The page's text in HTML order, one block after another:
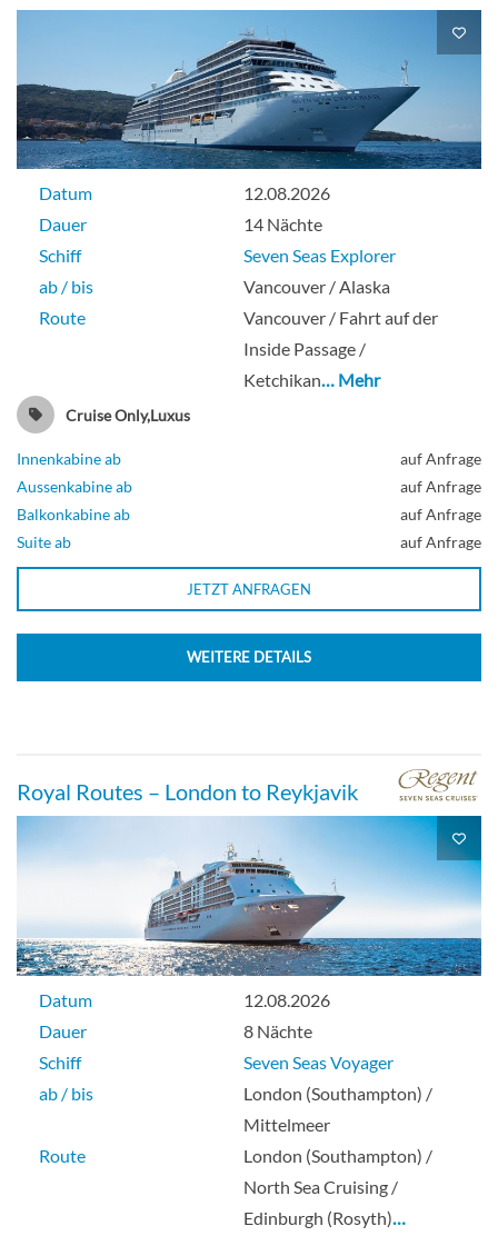
Datum
12.08.2026
Dauer
14 Nächte
Schiff
Seven Seas Explorer
ab / bis
Vancouver / Alaska
Route
Vancouver / Fahrt auf der
Inside Passage /
Ketchikan… Mehr
Cruise Only,Luxus
Innenkabine ab
auf Anfrage
Aussenkabine ab
auf Anfrage
Balkonkabine ab
auf Anfrage
Suite ab
auf Anfrage
JETZT ANFRAGEN
WEITERE DETAILS
Royal Routes – London to Reykjavik
Datum
12.08.2026
Dauer
8 Nächte
Schiff
Seven Seas Voyager
ab / bis
London (Southampton) /
Mittelmeer
Route
London (Southampton) /
North Sea Cruising /
Edinburgh (Rosyth)…